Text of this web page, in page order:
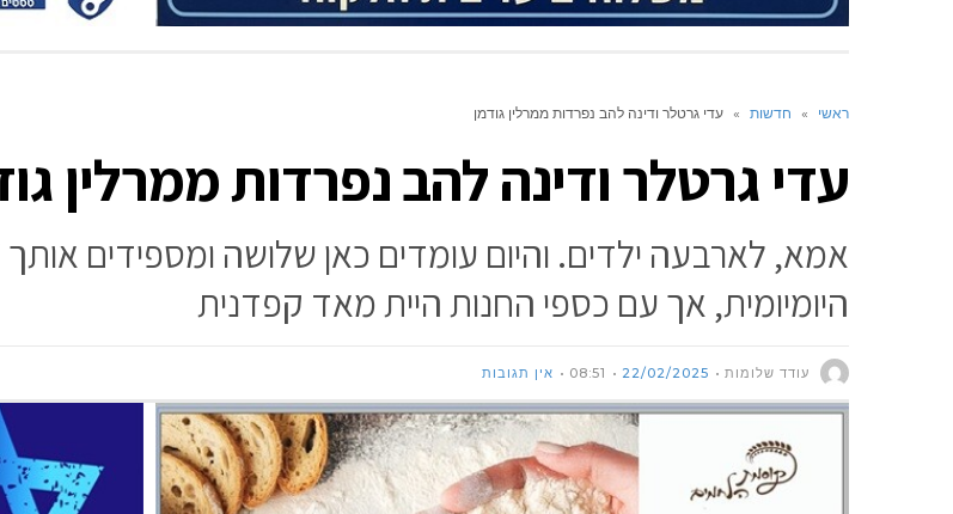
ראשי » חדשות » עדי גרטלר ודינה להב נפרדות ממרלין גודמן
עדי גרטלר ודינה להב נפרדות ממרלין
אמא, לארבעה ילדים. והיום עומדים כאן שלושה ומספידים
היומיומית, אך עם כספי החנות היית מאד קפדנית
עודד שלומות 22/02/2025
08:51 אין תגובות